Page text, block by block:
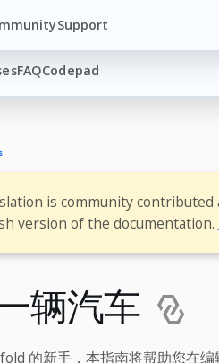
Support
FAQCodepad
is community contributed
version of the documentation.
辆汽车
的新手，本指南将帮助您在